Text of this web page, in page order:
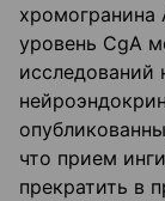
уровень CgA
исследований
что прием
прекратить в